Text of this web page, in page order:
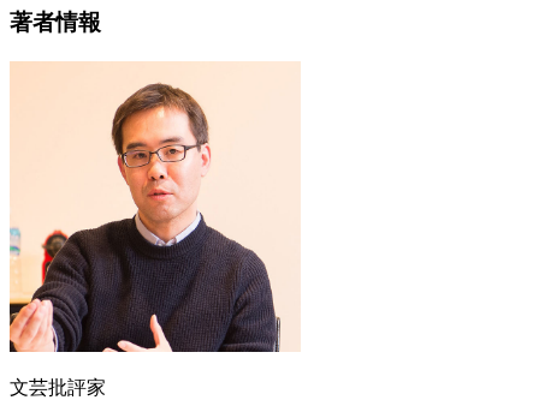
著者情報
文芸批評家